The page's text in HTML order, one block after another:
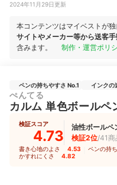
2024年11月29日更新
本コンテンツはマイベストが
サイトやメーカー等から送客
含みます。
制作・運営ポリ
ペンの持ちやすさ No.1 インクの
ぺんてる
カルム 単色ボールペ
検証スコア
4.73
油性ボールペ
検証2位/41商
書き心地のよさ 4.53 ペンの持
かすれにくさ 4.82